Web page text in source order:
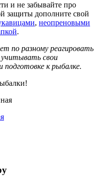
и не забывайте про
защиты дополните свой
, неопреновыми
.
по разному реагировать
свои
подготовке к рыбалке.